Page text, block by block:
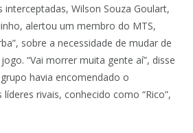
interceptadas, Wilson Souza Goulart,
alertou um membro do MTS,
sobre a necessidade de mudar de
“Vai morrer muita gente aí”, disse
havia encomendado o
rivais, conhecido como “Rico”,